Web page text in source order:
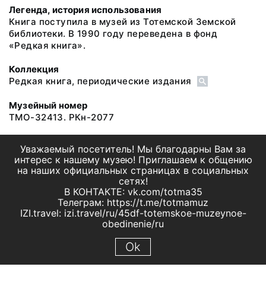
Легенда, история использования
Книга поступила в музей из Тотемской Земской
библиотеки. В 1990 году переведена в фонд
«Редкая книга».
Коллекция
Редкая книга, периодические издания
Музейный номер
ТМО-32413. РКн-2077
Уважаемый посетитель! Мы благодарны Вам за
интерес к нашему музею! Приглашаем к общению
на наших официальных страницах в социальных
сетях!
В КОНТАКТЕ: vk.com/totma35
Телеграм: https://t.me/totmamuz
IZI.travel: izi.travel/ru/45df-totemskoe-muzeynoe-
obedinenie/ru
Ok